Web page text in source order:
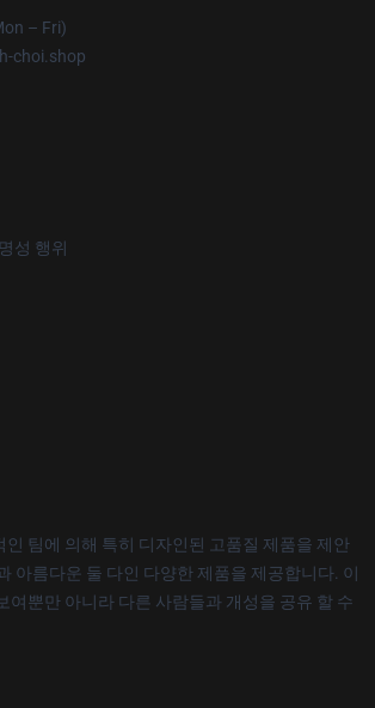
– Fri)
choi.shop
성 행위
인 팀에 의해 특히 디자인된 고품질 제품을 제안
아름다운 둘 다인 다양한 제품을 제공합니다. 이
여뿐만 아니라 다른 사람들과 개성을 공유 할 수